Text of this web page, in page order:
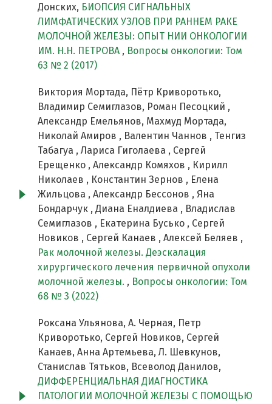
Донских, БИОПСИЯ СИГНАЛЬНЫХ
ЛИМФАТИЧЕСКИХ УЗЛОВ ПРИ РАННЕМ РАКЕ
МОЛОЧНОЙ ЖЕЛЕЗЫ: ОПЫТ НИИ ОНКОЛОГИИ
ИМ. Н.Н. ПЕТРОВА , Вопросы онкологии: Том
63 № 2 (2017)
Виктория Мортада, Пётр Криворотько,
Владимир Семиглазов, Роман Песоцкий ,
Александр Емельянов, Махмуд Мортада,
Николай Амиров , Валентин Чаннов , Тенгиз
Табагуа , Лариса Гиголаева , Сергей
Ерещенко , Александр Комяхов , Кирилл
Николаев , Константин Зернов , Елена
Жильцова , Александр Бессонов , Яна
Бондарчук , Диана Еналдиева , Владислав
Семиглазов , Екатерина Бусько , Сергей
Новиков , Сергей Канаев , Алексей Беляев ,
Рак молочной железы. Деэскалация
хирургического лечения первичной опухоли
молочной железы. , Вопросы онкологии: Том
68 № 3 (2022)
Роксана Ульянова, А. Черная, Петр
Криворотько, Сергей Новиков, Сергей
Канаев, Анна Артемьева, Л. Шевкунов,
Станислав Тятьков, Всеволод Данилов,
ДИФФЕРЕНЦИАЛЬНАЯ ДИАГНОСТИКА
ПАТОЛОГИИ МОЛОЧНОЙ ЖЕЛЕЗЫ С ПОМОЩЬЮ